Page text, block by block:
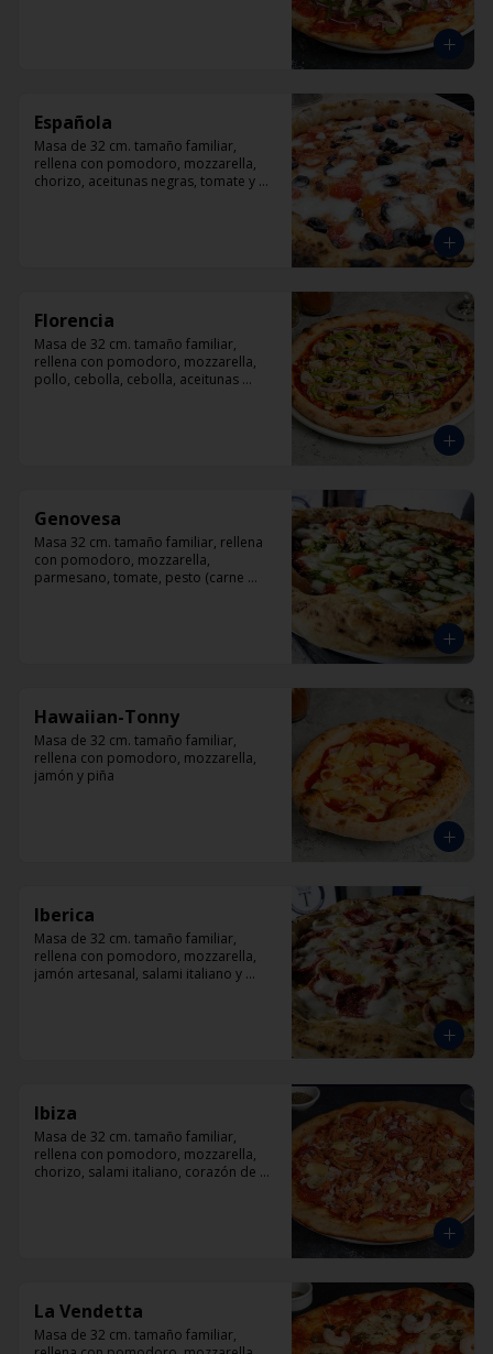
Española
Masa de 32 cm. tamaño familiar,
rellena con pomodoro, mozzarella,
chorizo, aceitunas negras, tomate y
Florencia
Masa de 32 cm. tamaño familiar,
rellena con pomodoro, mozzarella,
pollo, cebolla, cebolla, aceitunas
Genovesa
Masa 32 cm. tamaño familiar, rellena
con pomodoro, mozzarella,
parmesano, tomate, pesto (carne
Hawaiian-Tonny
Masa de 32 cm. tamaño familiar,
rellena con pomodoro, mozzarella,
jamón y piña
Iberica
Masa de 32 cm. tamaño familiar,
rellena con pomodoro, mozzarella,
jamón artesanal, salami italiano y
Ibiza
Masa de 32 cm. tamaño familiar,
rellena con pomodoro, mozzarella,
chorizo, salami italiano, corazón de
La Vendetta
Masa de 32 cm. tamaño familiar,